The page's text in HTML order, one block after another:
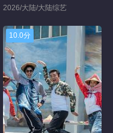
2026/大陆/大陆综艺
10.0分